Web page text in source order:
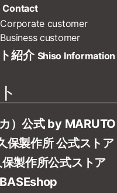
Contact
Corporate customer
Business customer
紹介 Shiso Information
）公式 by MARUTO
保製作所 公式ストア
製作所公式ストア